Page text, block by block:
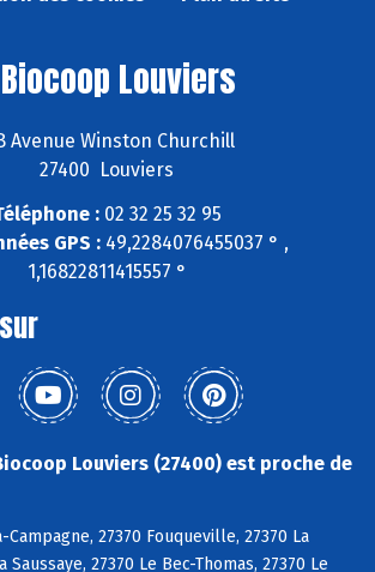
Biocoop Louviers
Avenue Winston Churchill
27400 Louviers
:02 32 25 32 95
GPS :49,2284076455037 ° ,
1,16822811415557 °
Louviers (27400) est proche de
27370 Fouqueville, 27370 La
Saussaye, 27370 Le Bec-Thomas, 27370 Le